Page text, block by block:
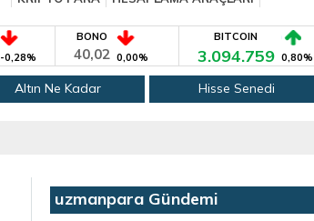
-0,28%
BONO
40,02 0,00%
BITCOIN
3.094.759 0,80%
Altın Ne Kadar Hisse Senedi
uzmanpara Gündemi